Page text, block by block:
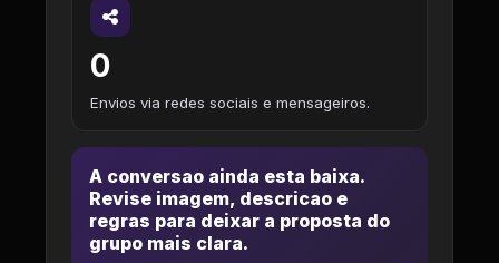
0
Envios via redes sociais e mensageiros.
A conversao ainda esta baixa.
Revise imagem, descricao e
regras para deixar a proposta do
grupo mais clara.